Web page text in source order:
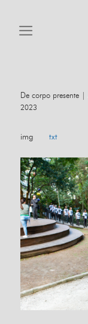
content
De corpo presente |
2023
img txt